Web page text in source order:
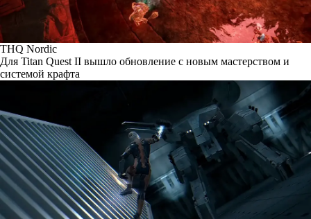
THQ Nordic
Для Titan Quest II вышло обновление с новым мастерством и
системой крафта